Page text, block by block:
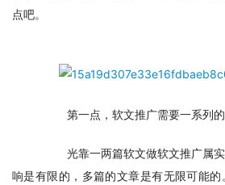
点吧。
第一点，软文推广需要一系列的
光靠一两篇软文做软文推广属实
响是有限的，多篇的文章是有无限可能